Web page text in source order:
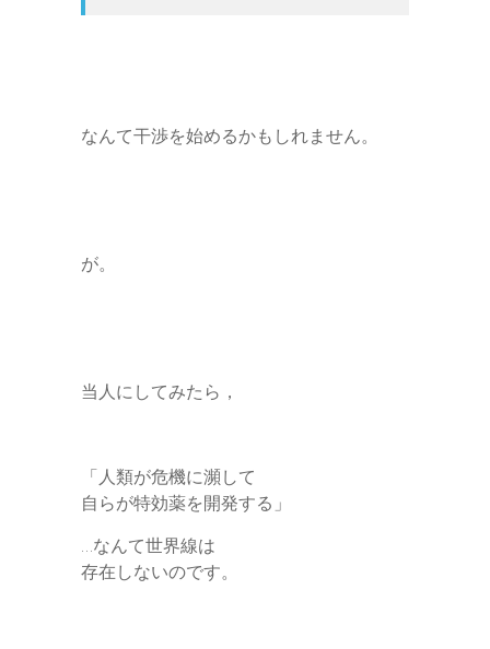
なんて干渉を始めるかもしれません。
が。
当人にしてみたら，
「人類が危機に瀕して
自らが特効薬を開発する」
…なんて世界線は
存在しないのです。